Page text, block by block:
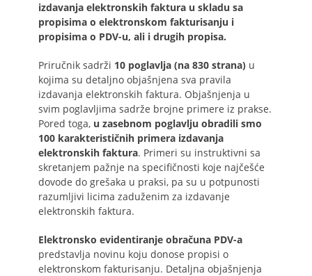
izdavanja elektronskih faktura u skladu sa
propisima o elektronskom fakturisanju i
propisima o PDV-u, ali i drugih propisa.
Priručnik sadrži 10 poglavlja (na 830 strana) u
kojima su detaljno objašnjena sva pravila
izdavanja elektronskih faktura. Objašnjenja u
svim poglavljima sadrže brojne primere iz prakse.
Pored toga, u zasebnom poglavlju obradili smo
100 karakterističnih primera izdavanja
elektronskih faktura. Primeri su instruktivni sa
skretanjem pažnje na specifičnosti koje najčešće
dovode do grešaka u praksi, pa su u potpunosti
razumljivi licima zaduženim za izdavanje
elektronskih faktura.
Elektronsko evidentiranje obračuna PDV-a
predstavlja novinu koju donose propisi o
elektronskom fakturisanju. Detaljna objašnjenja